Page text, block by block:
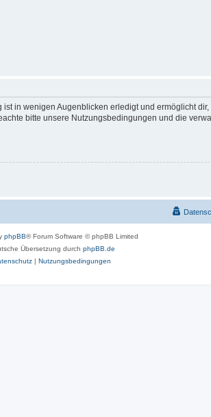
in wenigen Augenblicken erledigt und ermöglicht
bitte unsere Nutzungsbedingungen und die
phpBB® Forum Software © phpBB Limited
Übersetzung durch phpBB.de
| Nutzungsbedingungen